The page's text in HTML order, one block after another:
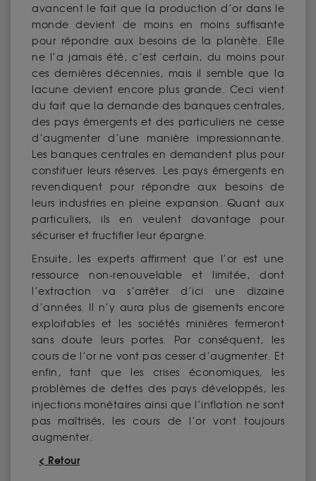
avancent le fait que la production d’or dans le
monde devient de moins en moins suffisante
pour répondre aux besoins de la planète. Elle
ne l’a jamais été, c’est certain, du moins pour
ces dernières décennies, mais il semble que la
lacune devient encore plus grande. Ceci vient
du fait que la demande des banques centrales,
des pays émergents et des particuliers ne cesse
d’augmenter d’une manière impressionnante.
Les banques centrales en demandent plus pour
constituer leurs réserves. Les pays émergents en
revendiquent pour répondre aux besoins de
leurs industries en pleine expansion. Quant aux
particuliers, ils en veulent davantage pour
sécuriser et fructifier leur épargne.
Ensuite, les experts affirment que l’or est une
ressource non-renouvelable et limitée, dont
l’extraction va s’arrêter d’ici une dizaine
d’années. Il n’y aura plus de gisements encore
exploitables et les sociétés minières fermeront
sans doute leurs portes. Par conséquent, les
cours de l’or ne vont pas cesser d’augmenter. Et
enfin, tant que les crises économiques, les
problèmes de dettes des pays développés, les
injections monétaires ainsi que l’inflation ne sont
pas maîtrisés, les cours de l’or vont toujours
augmenter.
< Retour